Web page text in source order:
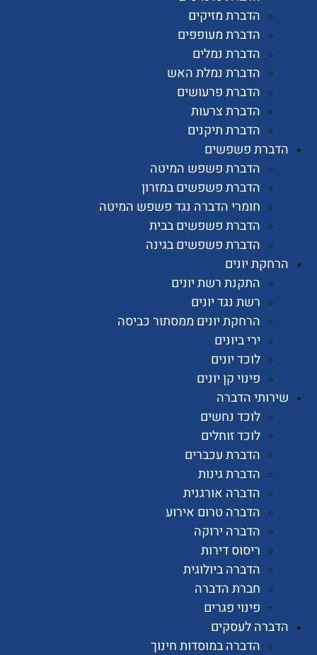
הדברת מזיקים
הדברת מעופפים
הדברת נמלים
הדברת נמלת האש
הדברת פרעושים
הדברת צרעות
הדברת תיקנים
פשפשים
הדברת פשפש המיטה
הדברת פשפשים במזרון
חומרי הדברה נגד פשפש המיטה
הדברת פשפשים בבית
הדברת פשפשים בגינה
יונים
התקנת רשת יונים
רשת נגד יונים
הרחקת יונים ממסתור כביסה
ירי ביונים
לוכד יונים
פינוי קן יונים
הדברה
לוכד נחשים
לוכד זוחלים
הדברת עכברים
הדברת גינות
הדברה אורגנית
הדברה טרום אירוע
הדברה ירוקה
ריסוס דירות
הדברה ביולוגית
חברת הדברה
פינוי פגרים
לעסקים
הדברה במוסדות חינוך